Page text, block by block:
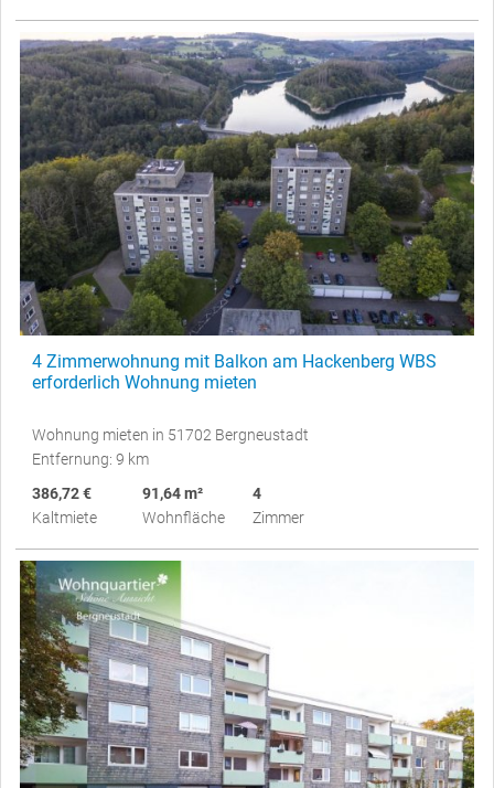
4 Zimmerwohnung mit Balkon am Hackenberg WBS
erforderlich Wohnung mieten
Wohnung mieten in 51702 Bergneustadt
Entfernung: 9 km
386,72 €
Kaltmiete
91,64 m²
Wohnfläche
4
Zimmer